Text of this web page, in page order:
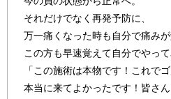
それだけでなく再発予防に、
万一痛くなった時も自分で痛み
この方も早速覚えて自分でやっ
「この施術は本物です！これで
本当に来てよかったです！皆さん